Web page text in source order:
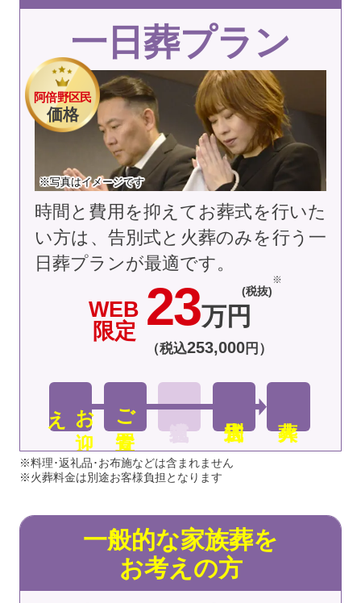
阿倍野区民
価格
※写真はイメージです
一日葬プラン
WEB
限定 23万円
(税抜)
（税込253,000円）
お
迎
え ご安置
時間と費用を抑えてお葬式を行いた
い方は、告別式と火葬のみを行う一
日葬プランが最適です。
※料理･返礼品･お布施などは含まれません
※火葬料金は別途お客様負担となります
一般的な家族葬を
お考えの方